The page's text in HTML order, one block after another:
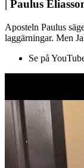
| Paulus
Aposteln Paulus
laggärningar. Men
Se på